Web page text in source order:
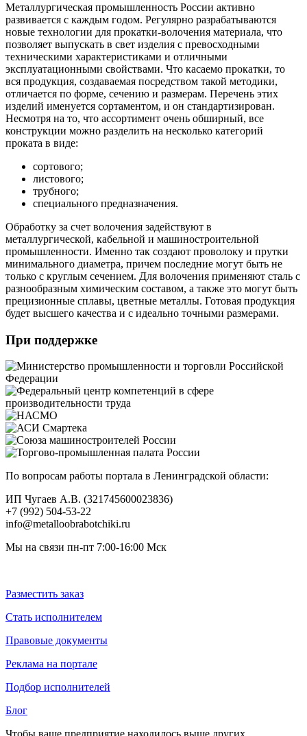
Металлургическая промышленность России активно
развивается с каждым годом. Регулярно разрабатываются
новые технологии для прокатки-волочения материала, что
позволяет выпускать в свет изделия с превосходными
техническими характеристиками и отличными
эксплуатационными свойствами. Что касаемо прокатки, то
вся продукция, создаваемая посредством такой методики,
отличается по форме, сечению и размерам. Перечень этих
изделий именуется сортаментом, и он стандартизирован.
Несмотря на то, что ассортимент очень обширный, все
конструкции можно разделить на несколько категорий
проката в виде:
сортового;
листового;
трубного;
специального предназначения.
Обработку за счет волочения задействуют в
металлургической, кабельной и машиностроительной
промышленности. Именно так создают проволоку и прутки
минимального диаметра, причем последние могут быть не
только с круглым сечением. Для волочения применяют сталь с
разнообразным химическим составом, а также это могут быть
прецизионные сплавы, цветные металлы. Готовая продукция
будет высшего качества и с идеально точными размерами.
При поддержке
По вопросам работы портала в Ленинградской области:
ИП Чугаев А.В. (321745600023836)
+7 (992) 504-53-22
info@metalloobrabotchiki.ru
Мы на связи пн-пт 7:00-16:00 Мск
Разместить заказ
Стать исполнителем
Правовые документы
Реклама на портале
Подбор исполнителей
Блог